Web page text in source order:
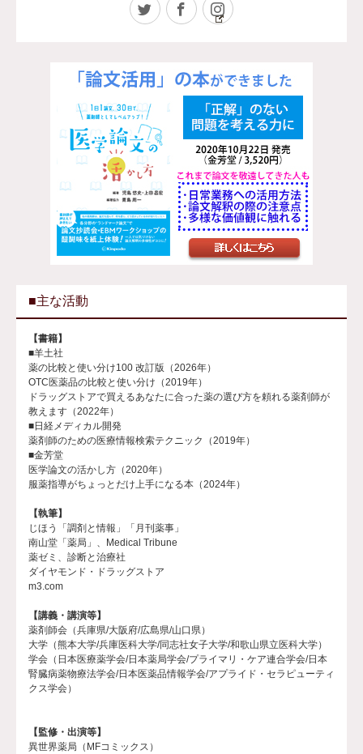
Twitter Facebook
■主な活動
【書籍】
■羊土社
薬の比較と使い分け100 改訂版（2026年）
OTC医薬品の比較と使い分け（2019年）
ドラッグストアで買えるあなたに合った薬の選び方を頼れる薬剤師が
教えます（2022年）
■日経メディカル開発
薬剤師のための医療情報検索テクニック（2019年）
■金芳堂
医学論文の活かし方（2020年）
服薬指導がちょっとだけ上手になる本（2024年）
【執筆】
じほう「調剤と情報」「月刊薬事」
南山堂「薬局」、Medical Tribune
薬ゼミ、診断と治療社
ダイヤモンド・ドラッグストア
m3.com
【講義・講演等】
薬剤師会（兵庫県/大阪府/広島県/山口県）
大学（熊本大学/兵庫医科大学/同志社女子大学/和歌山県立医科大学）
学会（日本医療薬学会/日本薬局学会/プライマリ・ケア連合学会/日本
腎臓病薬物療法学会/日本医薬品情報学会/アプライド・セラピューティ
クス学会）
【監修・出演等】
異世界薬局（MFコミックス）